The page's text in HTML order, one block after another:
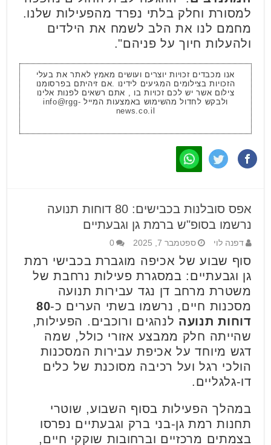
למסורת וחלק בלתי נפרד מהפעילות שלנו.
מחמם לנו את הלב לשמח את הילדים
ולהעלות חיוך על פניהם".
אנו מכבדים זכויות יוצרים ועושים מאמץ לאתר את בעלי
הזכויות בצילומים המגיעים לידינו .אם זיהיתם בפרסומנו
צילום אשר יש לכם זכויות בו , אתם רשאים לפנות אלינו
ולבקש לחדול מהשימוש באמצעות המייל info@rgg-
news.co.il
אפס סובלנות בכבישים: 80 דוחות תנועה
נרשמו בסופ"ש ברמת גן וגבעתיים
דפנה לוי ספטמבר 7, 2025 0
סוף שבוע של אכיפה מוגברת בכבישי רמת
גן וגבעתיים: במסגרת פעילות נרחבת של
משטרת מרחב דן נגד עבירות תנועה
מסכנות חיים, נרשמו בשתי הערים כ-80
דוחות תנועה לנהגים ורוכבים. הפעילות,
שהייתה חלק ממבצע אזורי כולל, שמה
דגש מיוחד על אכיפת עבירות המסכנות
הולכי רגל ועל רכיבה מסוכנת של כלים
דו-גלגליים.
במהלך הפעילות בסוף השבוע, שוטרי
תחנות רמת גן-בני ברק וגבעתיים נפרסו
בצמתים מרכזיים וברחובות שוקקי חיים,